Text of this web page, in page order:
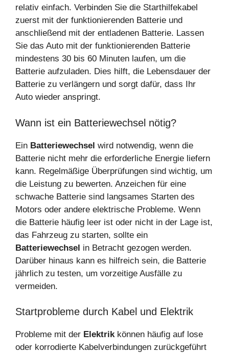
relativ einfach. Verbinden Sie die Starthilfekabel
zuerst mit der funktionierenden Batterie und
anschließend mit der entladenen Batterie. Lassen
Sie das Auto mit der funktionierenden Batterie
mindestens 30 bis 60 Minuten laufen, um die
Batterie aufzuladen. Dies hilft, die Lebensdauer der
Batterie zu verlängern und sorgt dafür, dass Ihr
Auto wieder anspringt.
Wann ist ein Batteriewechsel nötig?
Ein Batteriewechsel wird notwendig, wenn die
Batterie nicht mehr die erforderliche Energie liefern
kann. Regelmäßige Überprüfungen sind wichtig, um
die Leistung zu bewerten. Anzeichen für eine
schwache Batterie sind langsames Starten des
Motors oder andere elektrische Probleme. Wenn
die Batterie häufig leer ist oder nicht in der Lage ist,
das Fahrzeug zu starten, sollte ein
Batteriewechsel in Betracht gezogen werden.
Darüber hinaus kann es hilfreich sein, die Batterie
jährlich zu testen, um vorzeitige Ausfälle zu
vermeiden.
Startprobleme durch Kabel und Elektrik
Probleme mit der Elektrikkönnen häufig auf lose
oder korrodierte Kabelverbindungen zurückgeführt